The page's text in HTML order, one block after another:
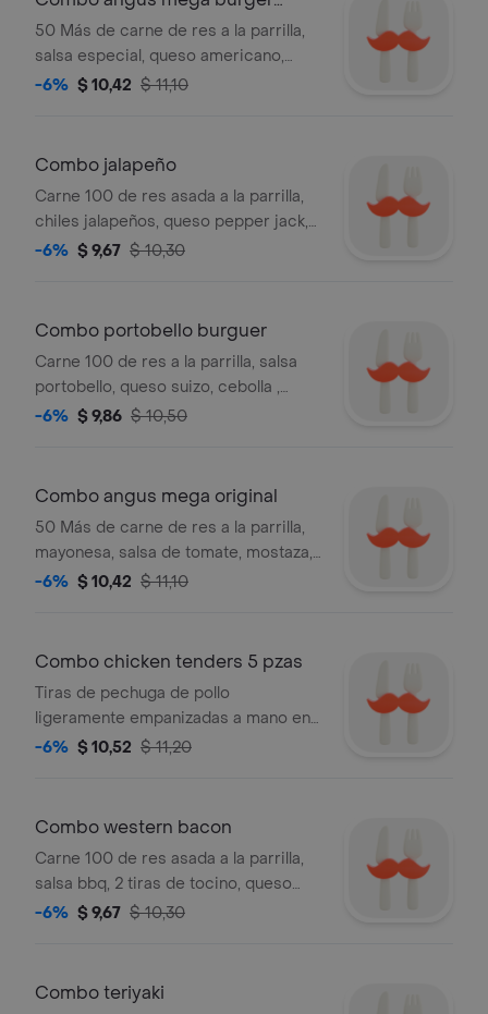
famous star
50 Más de carne de res a la parrilla,
salsa especial, queso americano,
mayonesa, lechuga, cebolla, tomate y
-6% $ 10,42 $ 11,10
Combo jalapeño
Carne 100 de res asada a la parrilla,
chiles jalapeños, queso pepper jack,
cebolla, tomate, lechuga y salsa santa
-6% $ 9,67 $ 10,30
Combo portobello burguer
Carne 100 de res a la parrilla, salsa
portobello, queso suizo, cebolla ,
tomate y lechuga. acompañado de
-6% $ 9,86 $ 10,50
Combo angus mega original
50 Más de carne de res a la parrilla,
mayonesa, salsa de tomate, mostaza,
queso americano, lechuga, cebolla,
fritas y bebida.
-6% $ 10,42 $ 11,10
Combo chicken tenders 5 pzas
Tiras de pechuga de pollo
ligeramente empanizadas a mano en
el momento que las ordenas y fritas
elección, acompañado de papas
-6% $ 10,52 $ 11,20
Combo western bacon
Carne 100 de res asada a la parrilla,
salsa bbq, 2 tiras de tocino, queso
americano y aros de cebolla
-6% $ 9,67 $ 10,30
Combo teriyaki